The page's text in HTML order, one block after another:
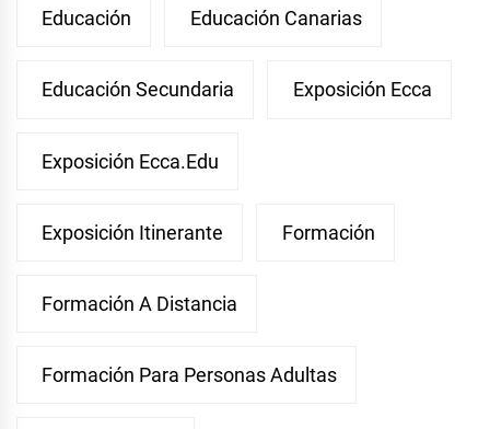
Educación Educación Canarias
Educación Secundaria Exposición Ecca
Exposición Ecca.edu
Exposición Itinerante Formación
Formación A Distancia
Formación Para Personas Adultas